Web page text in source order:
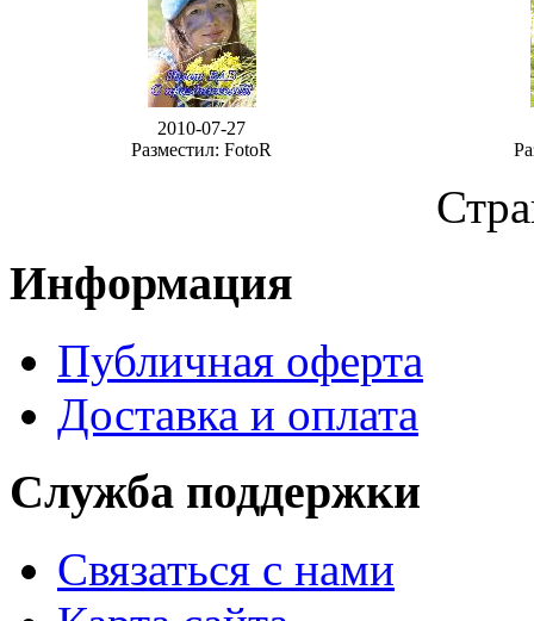
2010-07-27
Разместил: FotoR
Информация
Публичная оферта
Доставка и оплата
Служба поддержки
Связаться с нами